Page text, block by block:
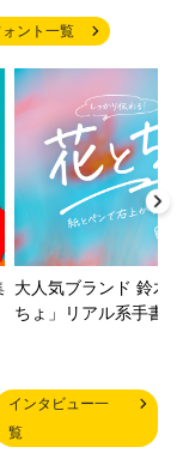
ント一覧
大人気ブランド 鈴木
ちょ」リアル系手書
インタビュー一
覧